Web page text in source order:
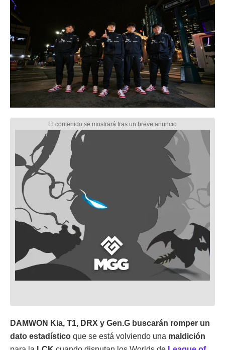
DAMWON Kia, T1, DRX y Gen.G buscarán romper un
dato estadístico que se está volviendo una maldición